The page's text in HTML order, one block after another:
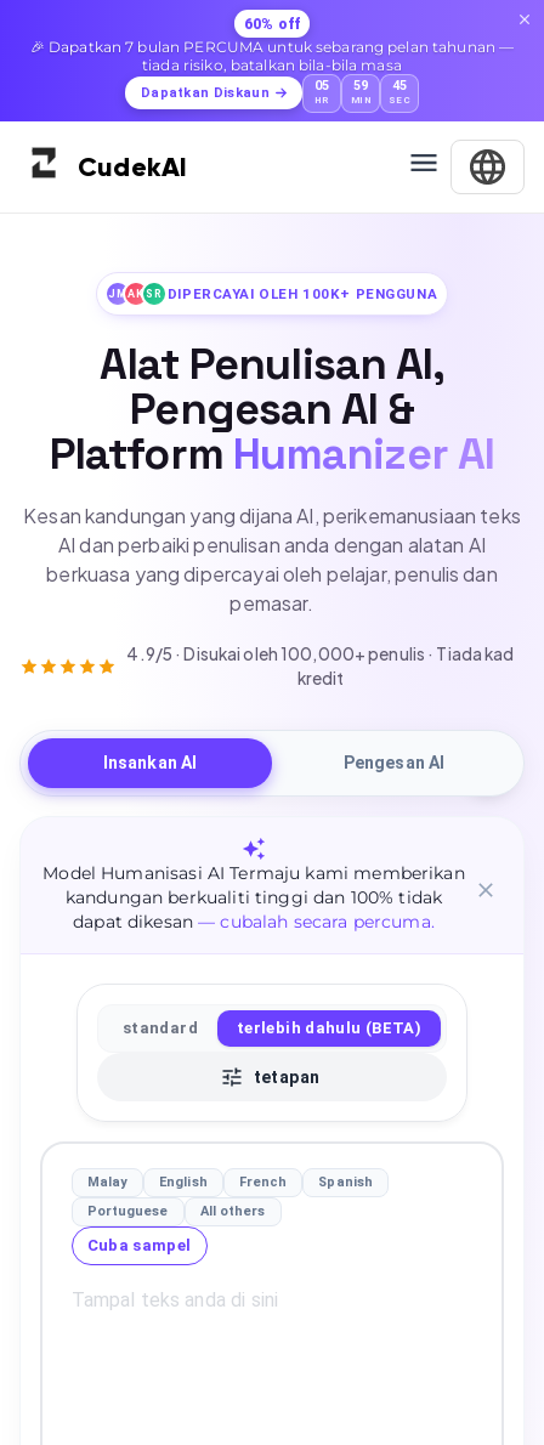
60% off
🎉 Dapatkan 7 bulan PERCUMA untuk sebarang pelan tahunan —
tiada risiko, batalkan bila-bila masa
Dapatkan Diskaun 05
HR
59
MIN
43
SEC
CudekAI
JMAKSR DIPERCAYAI OLEH 100K+ PENGGUNA
Alat Penulisan AI,
Pengesan AI &
Platform Humanizer AI
Kesan kandungan yang dijana AI, perikemanusiaan teks
AI dan perbaiki penulisan anda dengan alatan AI
berkuasa yang dipercayai oleh pelajar, penulis dan
pemasar.
4.9/5 · Disukai oleh 100,000+ penulis · Tiada kad
kredit
Insankan AI Pengesan AI
Model Humanisasi AI Termaju kami memberikan
kandungan berkualiti tinggi dan 100% tidak
dapat dikesan — cubalah secara percuma.
standard terlebih dahulu (BETA)
tetapan
Malay English French
Spanish
Portuguese
All others
Cuba sampel